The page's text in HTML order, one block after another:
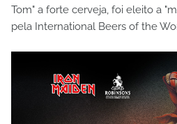
Tom" a forte cerveja, foi eleito a
pela International Beers of the